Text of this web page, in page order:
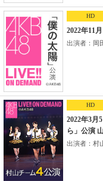
HD
2022年11
出演者：岡
HD
2022年3月
ら」公演
出演者：村